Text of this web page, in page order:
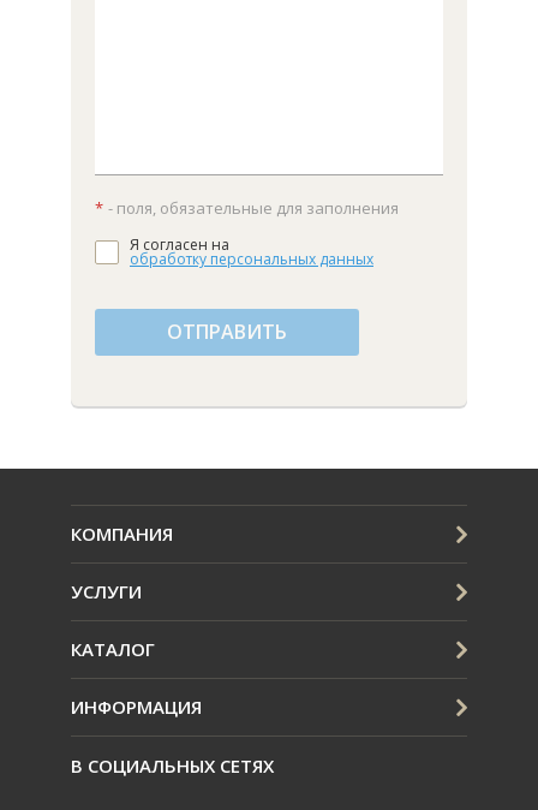
* - поля, обязательные для заполнения
Я согласен на
обработку персональных данных
ОТПРАВИТЬ
КОМПАНИЯ
УСЛУГИ
КАТАЛОГ
ИНФОРМАЦИЯ
В СОЦИАЛЬНЫХ СЕТЯХ